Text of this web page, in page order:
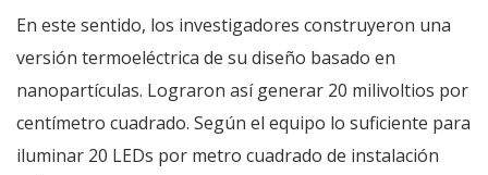
En este sentido, los investigadores construyeron una
versión termoeléctrica de su diseño basado en
nanopartículas. Lograron así generar 20 milivoltios por
centímetro cuadrado. Según el equipo lo suficiente para
iluminar 20 LEDs por metro cuadrado de instalación